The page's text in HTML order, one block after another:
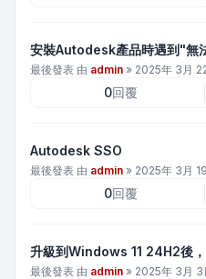
安裝Autodesk產品時遇到"無
最後發表 由 admin » 2025年 3月
0回覆
Autodesk SSO
最後發表 由 admin » 2025年 3月
0回覆
升級到Windows 11 24H2後
最後發表 由 admin » 2025年 3月 3